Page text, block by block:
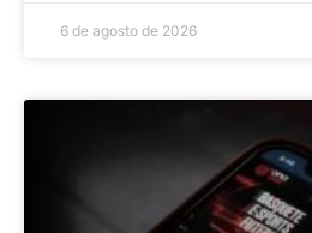
6 de agosto de 2026